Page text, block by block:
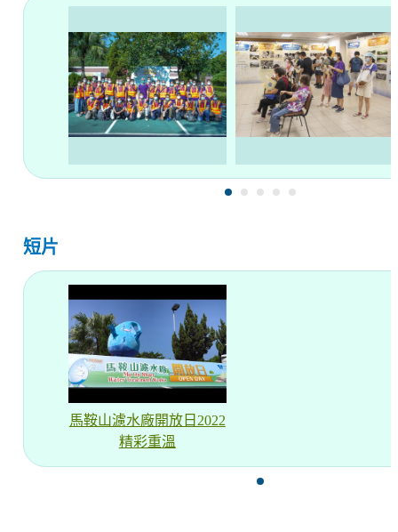
短片
馬鞍山濾水廠開放日2022
精彩重溫